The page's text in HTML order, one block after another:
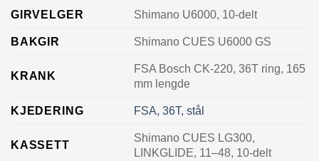
GIRVELGER Shimano U6000, 10-delt
BAKGIR Shimano CUES U6000 GS
KRANK
FSA Bosch CK-220, 36T ring, 165
mm lengde
KJEDERING FSA, 36T, stål
KASSETT
Shimano CUES LG300,
LINKGLIDE, 11–48, 10-delt